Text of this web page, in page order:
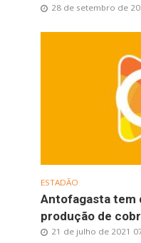
28 de setembro de
ESTADÃO
Antofagasta tem
produção de
21 de julho de 2021